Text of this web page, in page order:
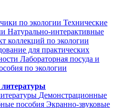
по экологии Технические
Натурально-интерактивные
коллекций по экологии
для практических
Лабораторная посуда и
по экологии
литературы
Демонстрационные
пособия Экранно-звуковые